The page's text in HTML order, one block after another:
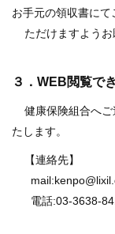
お手元の領収書にて
ただけますようお
３．WEB閲覧で
健康保険組合へご
たします。
【連絡先】
電話:03-3638-